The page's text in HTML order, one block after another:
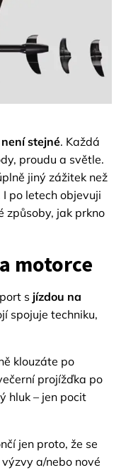
stejné. Každá
proudu a světle.
jiný zážitek než
po letech objevuji
způsoby, jak prkno
motorce
s jízdou na
spojuje techniku,
klouzáte po
projížďka po
hluk – jen pocit
jen proto, že se
a/nebo nové